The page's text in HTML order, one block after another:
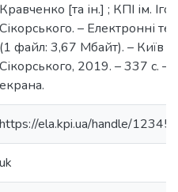
Кравченко [та ін.] ; КПІ ім.
Сікорського. – Електронні
(1 файл: 3,67 Мбайт). – Київ :
Сікорського, 2019. – 337 с. –
екрана.
https://ela.kpi.ua/handle/
uk